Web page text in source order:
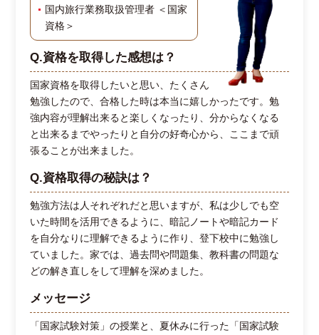
国内旅行業務取扱管理者 ＜国家
資格＞
Q.資格を取得した感想は？
国家資格を取得したいと思い、たくさん
勉強したので、合格した時は本当に嬉しかったです。勉
強内容が理解出来ると楽しくなったり、分からなくなる
と出来るまでやったりと自分の好奇心から、ここまで頑
張ることが出来ました。
Q.資格取得の秘訣は？
勉強方法は人それぞれだと思いますが、私は少しでも空
いた時間を活用できるように、暗記ノートや暗記カード
を自分なりに理解できるように作り、登下校中に勉強し
ていました。家では、過去問や問題集、教科書の問題な
どの解き直しをして理解を深めました。
メッセージ
「国家試験対策」の授業と、夏休みに行った「国家試験